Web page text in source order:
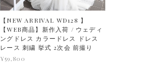
【NEW ARRIVAL WD128 】
【WEB商品】新作入荷 / ウェディ
ングドレス カラードレス ドレス
レース 刺繍 挙式 2次会 前撮り
¥59,800